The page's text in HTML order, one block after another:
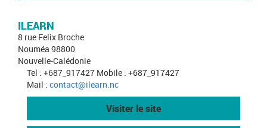
ILEARN
8 rue Felix Broche
Nouméa 98800
Nouvelle-Calédonie
Tel : +687_917427 Mobile : +687_917427
Mail : contact@ilearn.nc
Visiter le site